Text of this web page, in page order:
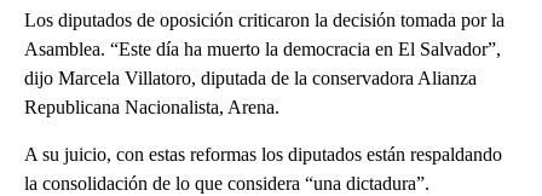
Los diputados de oposición criticaron la decisión tomada por la
Asamblea. “Este día ha muerto la democracia en El Salvador”,
dijo Marcela Villatoro, diputada de la conservadora Alianza
Republicana Nacionalista, Arena.
A su juicio, con estas reformas los diputados están respaldando
la consolidación de lo que considera “una dictadura”.